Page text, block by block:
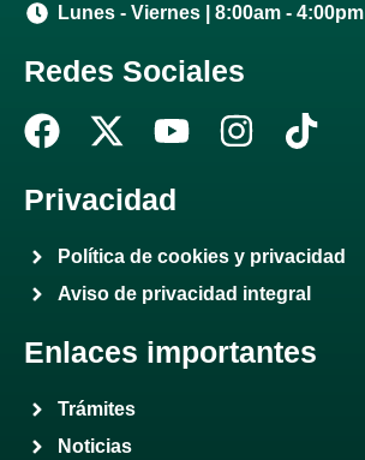
Lunes - Viernes | 8:00am - 4:00pm
Redes Sociales
F
c
e
b
o
o
X
t
i
t
t
r
Y
u
u
b
e
I
a
g
r
T
t
o
k
Privacidad
Política de cookies y privacidad
Aviso de privacidad integral
Enlaces importantes
Trámites
Noticias